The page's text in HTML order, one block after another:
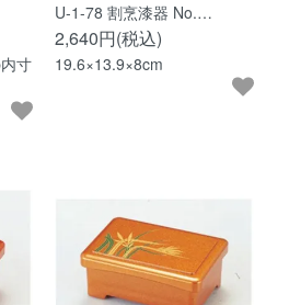
寸
U-1-78 割烹漆器 No.…
2,640円(税込)
19.6×13.9×8cm